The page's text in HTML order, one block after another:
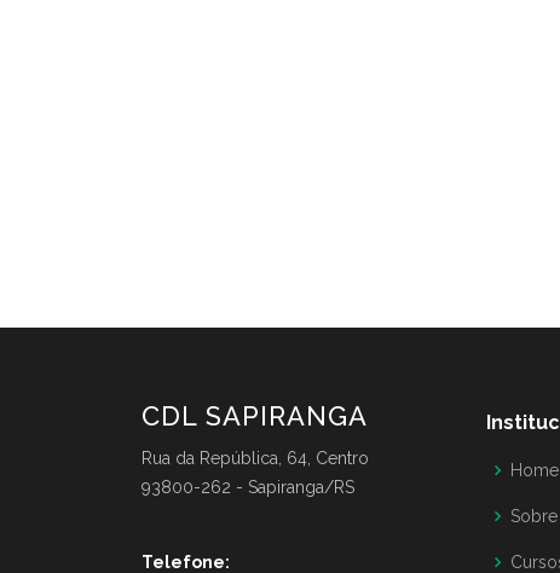
CDL SAPIRANGA
Rua da República, 64, Centro
93800-262 - Sapiranga/RS
Telefone:
Home
Sobre